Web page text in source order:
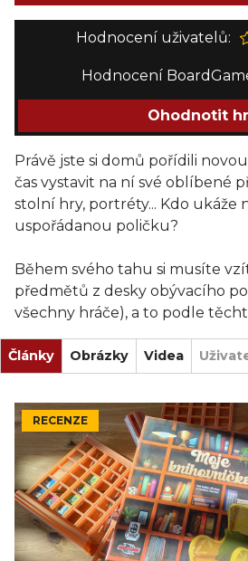
Hodnocení uživatelů:
Hodnocení
Ohodnotit
Právě jste si domů pořídili
čas vystavit na ní své oblíbené
stolní hry, portréty... Kdo ukáže
uspořádanou poličku?
Během svého tahu si musíte
předmětů z desky obývacího
všechny hráče), a to podle
- Dílky, které si berete, musí
přímku.
- Na začátku vašeho tahu musí
které si berete, alespoň jednu
Poté musíte všechny vybrané
sloupce své poličky (3D displej)
karty osobních cílů (ty udělují
zvýrazněná políčka umístíte
předmětů) nebo karty
Články Obrázky Videa
RECENZE